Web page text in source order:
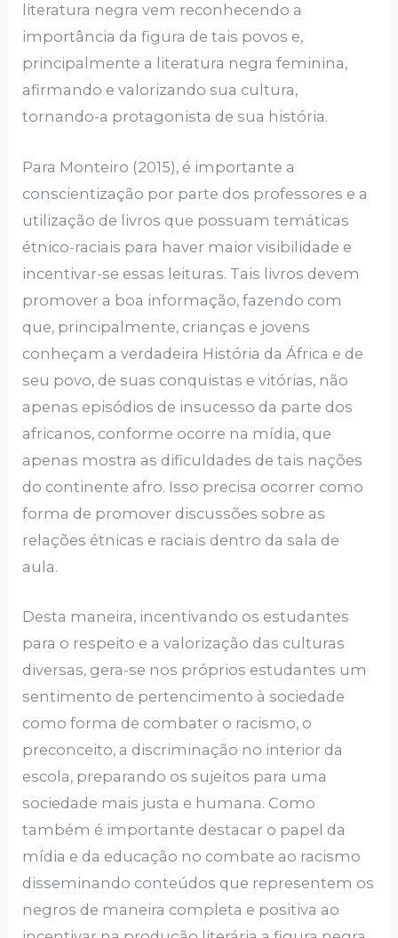
literatura negra vem reconhecendo a
importância da figura de tais povos e,
principalmente a literatura negra feminina,
afirmando e valorizando sua cultura,
tornando-a protagonista de sua história.
Para Monteiro (2015), é importante a
conscientização por parte dos professores e a
utilização de livros que possuam temáticas
étnico-raciais para haver maior visibilidade e
incentivar-se essas leituras. Tais livros devem
promover a boa informação, fazendo com
que, principalmente, crianças e jovens
conheçam a verdadeira História da África e de
seu povo, de suas conquistas e vitórias, não
apenas episódios de insucesso da parte dos
africanos, conforme ocorre na mídia, que
apenas mostra as dificuldades de tais nações
do continente afro. Isso precisa ocorrer como
forma de promover discussões sobre as
relações étnicas e raciais dentro da sala de
aula.
Desta maneira, incentivando os estudantes
para o respeito e a valorização das culturas
diversas, gera-se nos próprios estudantes um
sentimento de pertencimento à sociedade
como forma de combater o racismo, o
preconceito, a discriminação no interior da
escola, preparando os sujeitos para uma
sociedade mais justa e humana. Como
também é importante destacar o papel da
mídia e da educação no combate ao racismo
disseminando conteúdos que representem os
negros de maneira completa e positiva ao